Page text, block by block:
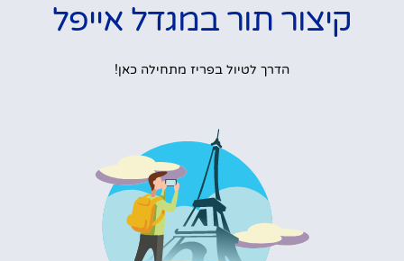
קיצור תור במגדל אייפל
הדרך לטיול בפריז מתחילה כאן!